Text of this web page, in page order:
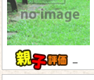
－